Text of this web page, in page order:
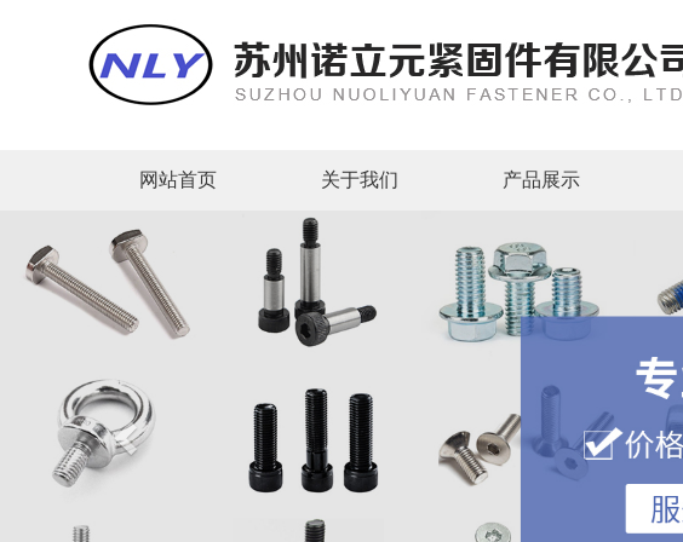
网站首页 关于我们 产品展示